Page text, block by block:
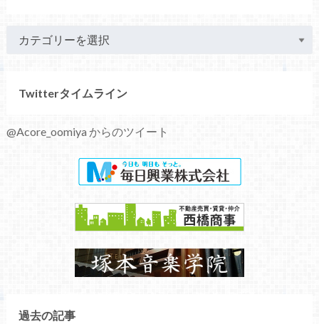
Twitterタイムライン
@Acore_oomiya からのツイート
過去の記事